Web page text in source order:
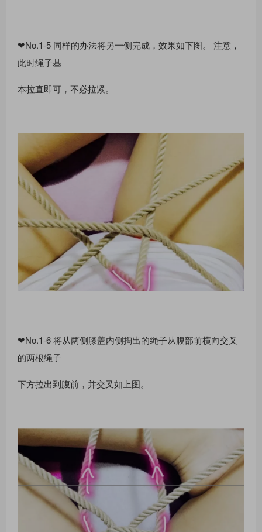
❤No.1-5 同样的办法将另⼀侧完成，效果如下图。 注意，
此时绳⼦基
本拉直即可，不必拉紧。
❤No.1-6 将从两侧膝盖内侧掏出的绳⼦从腹部前横向交叉
的两根绳⼦
下⽅拉出到腹前，并交叉如上图。